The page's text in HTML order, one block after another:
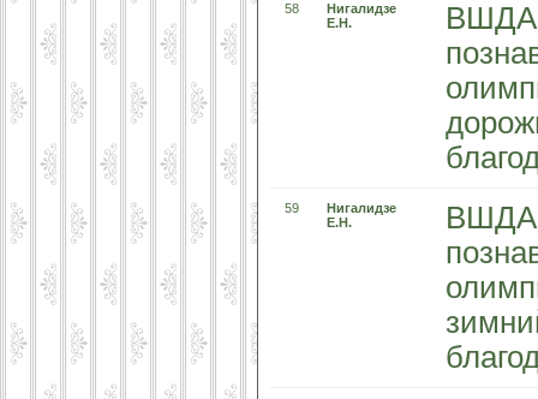
58
Нигалидзе
Е.Н.
ВШДА
59
Нигалидзе
Е.Н.
ВШДА